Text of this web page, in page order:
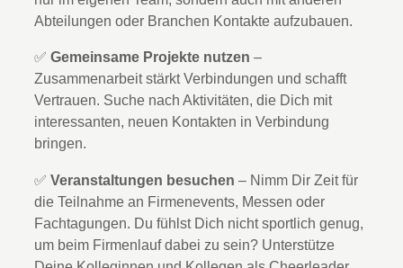
Abteilungen oder Branchen Kontakte aufzubauen.
✅ Gemeinsame Projekte nutzen –
Zusammenarbeit stärkt Verbindungen und schafft
Vertrauen. Suche nach Aktivitäten, die Dich mit
interessanten, neuen Kontakten in Verbindung
bringen.
✅ Veranstaltungen besuchen – Nimm Dir Zeit für
die Teilnahme an Firmenevents, Messen oder
Fachtagungen. Du fühlst Dich nicht sportlich genug,
um beim Firmenlauf dabei zu sein? Unterstütze